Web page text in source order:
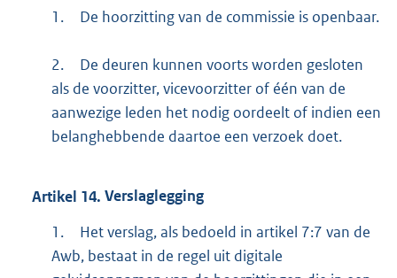
1.
De hoorzitting van de commissie is openbaar.
2.
De deuren kunnen voorts worden gesloten
als de voorzitter, vicevoorzitter of één van de
aanwezige leden het nodig oordeelt of indien een
belanghebbende daartoe een verzoek doet.
Artikel 14. Verslaglegging
1.
Het verslag, als bedoeld in artikel 7:7 van de
Awb, bestaat in de regel uit digitale